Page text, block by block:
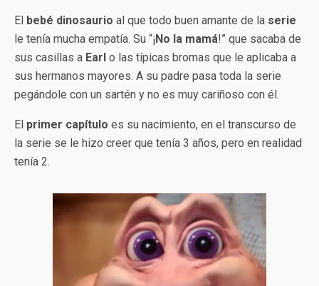
El bebé dinosaurio al que todo buen amante de la serie
le tenía mucha empatía. Su “¡No la mamá!” que sacaba de
sus casillas a Earl o las típicas bromas que le aplicaba a
sus hermanos mayores. A su padre pasa toda la serie
pegándole con un sartén y no es muy cariñoso con él.
El primer capítulo es su nacimiento, en el transcurso de
la serie se le hizo creer que tenía 3 años, pero en realidad
tenía 2.